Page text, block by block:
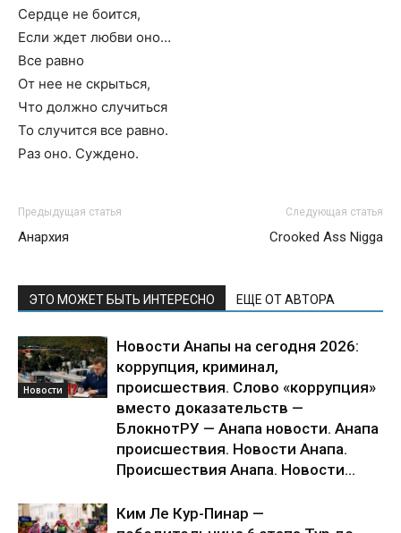
Сердце не боится,
Если ждет любви оно…
Все равно
От нее не скрыться,
Что должно случиться
То случится все равно.
Раз оно. Суждено.
Предыдущая статья
Анархия
Следующая статья
Crooked Ass Nigga
ЭТО МОЖЕТ БЫТЬ ИНТЕРЕСНО ЕЩЕ ОТ АВТОРА
Новости
Новости Анапы на сегодня 2026:
коррупция, криминал,
происшествия. Слово «коррупция»
вместо доказательств —
БлокнотРУ — Анапа новости. Анапа
происшествия. Новости Анапа.
Происшествия Анапа. Новости...
Ким Ле Кур-Пинар —